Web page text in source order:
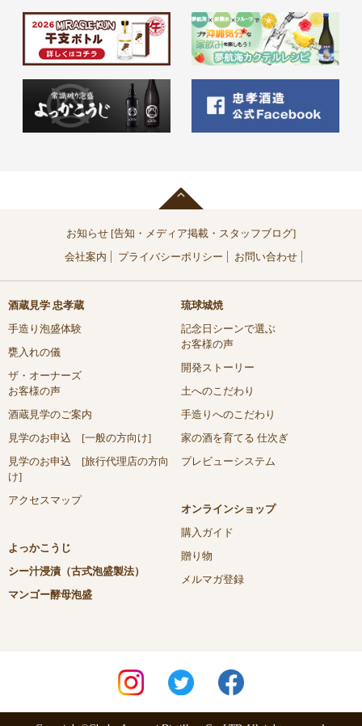
お知らせ [告知・メディア掲載・スタッフブログ]
会社案内
プライバシーポリシー お問い合わせ
酒蔵見学 忠孝蔵
手造り泡盛体験
甕入れの儀
ザ・オーナーズ
お客様の声
酒蔵見学のご案内
見学のお申込 [一般の方向け]
見学のお申込 [旅行代理店の方向
け]
アクセスマップ
よっかこうじ
シー汁浸漬（古式泡盛製法）
マンゴー酵母泡盛
琉球城焼
記念日シーンで選ぶ
お客様の声
開発ストーリー
土へのこだわり
手造りへのこだわり
家の酒を育てる 仕次ぎ
プレビューシステム
オンラインショップ
購入ガイド
贈り物
メルマガ登録